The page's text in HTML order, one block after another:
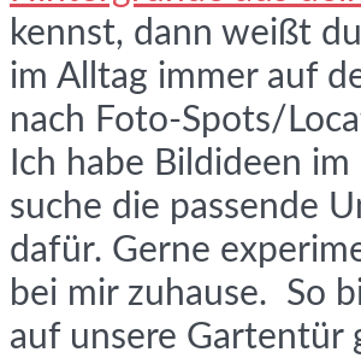
kennst, dann weißt
im Alltag immer auf
nach Foto-Spots/
Ich habe Bildideen
suche die passende
dafür. Gerne
bei mir zuhause. So
auf unsere Gartentür